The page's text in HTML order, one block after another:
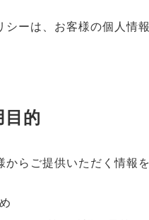
シーは、お客様の個人情
目的
からご提供いただく情報